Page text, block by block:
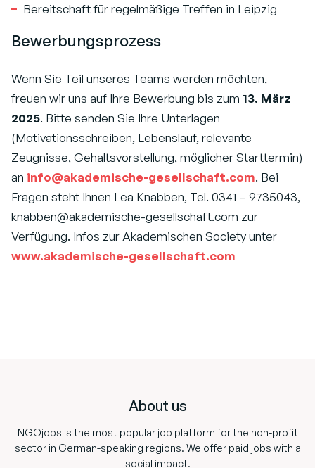
Bereitschaft für regelmäßige Treffen in Leipzig
Bewerbungsprozess
Wenn Sie Teil unseres Teams werden möchten,
freuen wir uns auf Ihre Bewerbung bis zum 13. März
2025. Bitte senden Sie Ihre Unterlagen
(Motivationsschreiben, Lebenslauf, relevante
Zeugnisse, Gehaltsvorstellung, möglicher Starttermin)
an info@akademische-gesellschaft.com. Bei
Fragen steht Ihnen Lea Knabben, Tel. 0341 – 9735043,
knabben@akademische-gesellschaft.com zur
Verfügung. Infos zur Akademischen Society unter
www.akademische-gesellschaft.com
About us
NGOjobs is the most popular job platform for the non-profit
sector in German-speaking regions. We offer paid jobs with a
social impact.